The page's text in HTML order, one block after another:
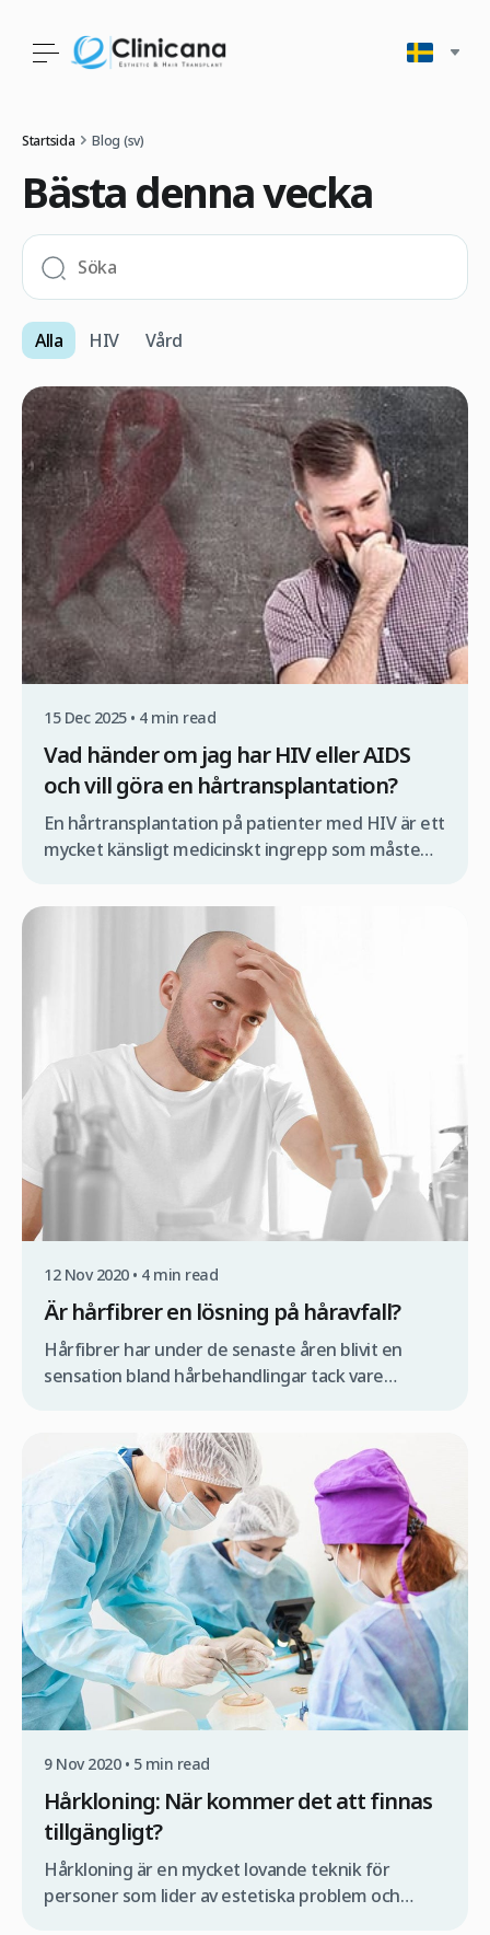
Startsida Blog (sv)
Bästa denna vecka
Alla HIV Vård
15 Dec 2025 • 4 min read
Vad händer om jag har HIV eller AIDS
och vill göra en hårtransplantation?
En hårtransplantation på patienter med HIV är ett
mycket känsligt medicinskt ingrepp som måste
under strikt kontrollerade förhållanden. Om detta
inte sker finns det risk för att viruset kan
överföras under operationen. Om du därför
överväger en hårtransplantation med FUE-
metoden i Turkiet är det viktigt att du först […]
12 Nov 2020 • 4 min read
Är hårfibrer en lösning på håravfall?
Hårfibrer har under de senaste åren blivit en
sensation bland hårbehandlingar tack vare
relativt bra resultaten i relation till priset. Faktum
är att det uppskattas att mer än 80% av män – och
50% av kvinnor – kommer att drabbas av alopeci
någon gång under sin livstid… och detta […]
9 Nov 2020 • 5 min read
Hårkloning: När kommer det att finnas
tillgängligt?
Hårkloning är en mycket lovande teknik för
personer som lider av estetiska problem och